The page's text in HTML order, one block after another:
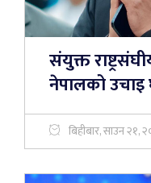
संयुक्त
नेपालको उचाइ
बिहीबार, साउन २१,